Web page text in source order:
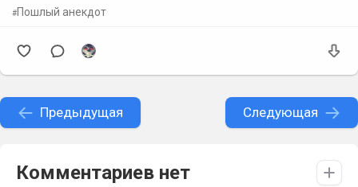
Пошлый анекдот
Предыдущая Следующая
Комментариев нет